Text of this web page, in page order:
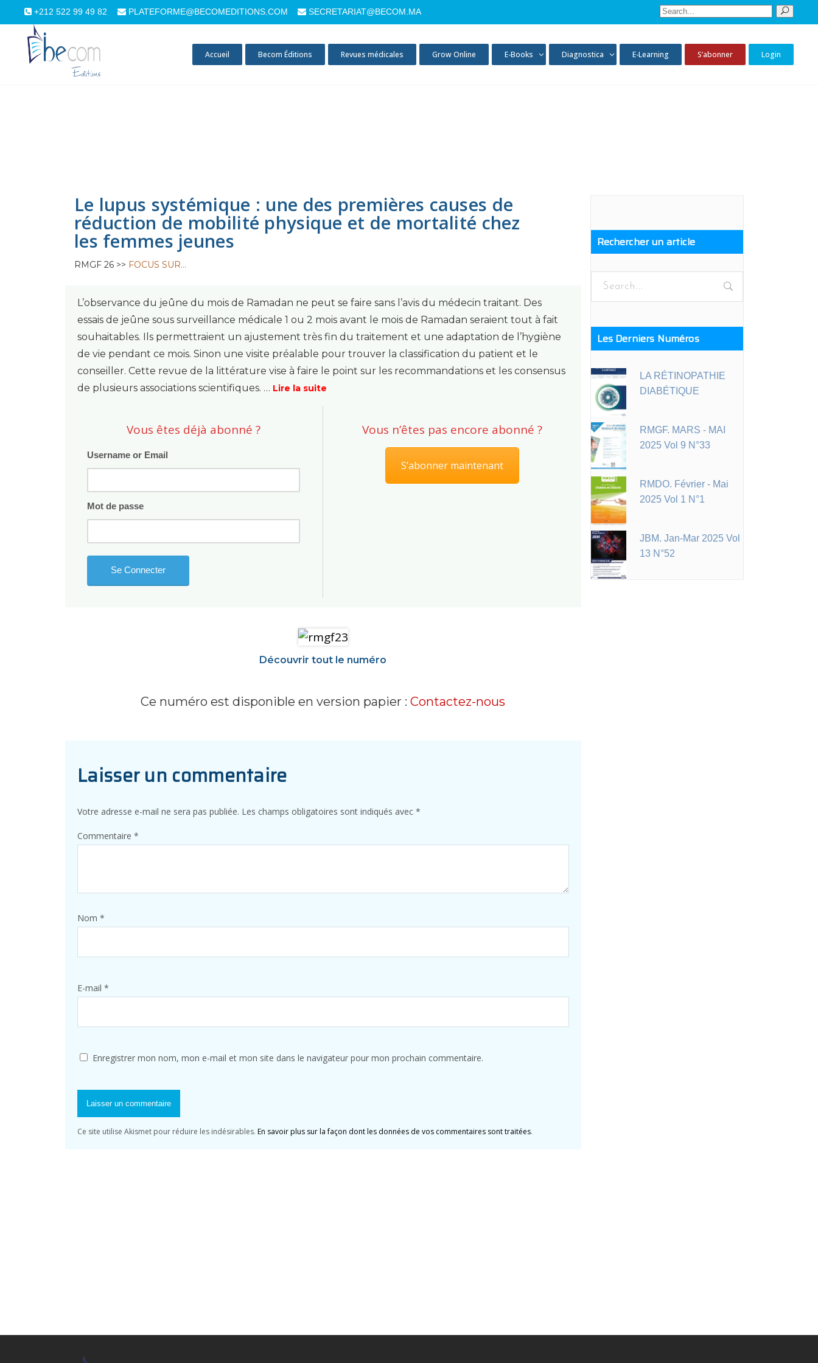
+212 522 99 49 82 PLATEFORME@BECOMEDITIONS.COM SECRETARIAT@BECOM.MA
Accueil Becom Éditions Revues médicales Grow Online E-Books Diagnostica E-Learning S’abonner Login
Le lupus systémique : une des premières causes de
réduction de mobilité physique et de mortalité chez
les femmes jeunes
RMGF 26 >> FOCUS SUR…
L’observance du jeûne du mois de Ramadan ne peut se faire sans l’avis du médecin traitant. Des
essais de jeûne sous surveillance médicale 1 ou 2 mois avant le mois de Ramadan seraient tout à fait
souhaitables. Ils permettraient un ajustement très fin du traitement et une adaptation de l’hygiène
de vie pendant ce mois. Sinon une visite préalable pour trouver la classification du patient et le
conseiller. Cette revue de la littérature vise à faire le point sur les recommandations et les consensus
de plusieurs associations scientifiques. … Lire la suite
Vous êtes déjà abonné ?
Username or Email
Mot de passe
Vous n’êtes pas encore abonné ?
S’abonner maintenant
Découvrir tout le numéro
Ce numéro est disponible en version papier :Contactez-nous
Laisser un commentaire
Votre adresse e-mail ne sera pas publiée. Les champs obligatoires sont indiqués avec *
Commentaire *
Nom *
E-mail *
Enregistrer mon nom, mon e-mail et mon site dans le navigateur pour mon prochain commentaire.
Ce site utilise Akismet pour réduire les indésirables. En savoir plus sur la façon dont les données de vos commentaires sont traitées.
Rechercher un article
Search
Les Derniers Numéros
LA RÉTINOPATHIE
DIABÉTIQUE
RMGF. MARS - MAI
2025 Vol 9 N°33
RMDO. Février - Mai
2025 Vol 1 N°1
JBM. Jan-Mar 2025 Vol
13 N°52